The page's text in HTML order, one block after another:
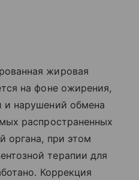
жировая
на фоне ожирения,
и нарушений обмена
распространенных
органа, при этом
терапии для
Коррекция